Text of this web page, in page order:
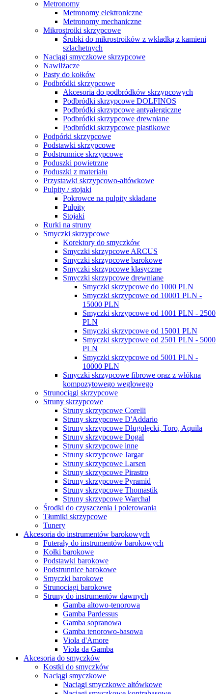
Metronomy
Metronomy elektroniczne
Metronomy mechaniczne
Mikrostroiki skrzypcowe
Śrubki do mikrostroików z wkładką z kamieni
szlachetnych
Naciągi smyczkowe skrzypcowe
Nawilżacze
Pasty do kołków
Podbródki skrzypcowe
Akcesoria do podbródków skrzypcowych
Podbródki skrzypcowe DOLFINOS
Podbródki skrzypcowe antyalergiczne
Podbródki skrzypcowe drewniane
Podbródki skrzypcowe plastikowe
Podpórki skrzypcowe
Podstawki skrzypcowe
Podstrunnice skrzypcowe
Poduszki powietrzne
Poduszki z materiału
Przystawki skrzypcowo-altówkowe
Pulpity / stojaki
Pokrowce na pulpity składane
Pulpity
Stojaki
Rurki na struny
Smyczki skrzypcowe
Korektory do smyczków
Smyczki skrzypcowe ARCUS
Smyczki skrzypcowe barokowe
Smyczki skrzypcowe klasyczne
Smyczki skrzypcowe drewniane
Smyczki skrzypcowe do 1000 PLN
Smyczki skrzypcowe od 10001 PLN -
15000 PLN
Smyczki skrzypcowe od 1001 PLN - 2500
PLN
Smyczki skrzypcowe od 15001 PLN
Smyczki skrzypcowe od 2501 PLN - 5000
PLN
Smyczki skrzypcowe od 5001 PLN -
10000 PLN
Smyczki skrzypcowe fibrowe oraz z włókna
kompozytowego węglowego
Strunociągi skrzypcowe
Struny skrzypcowe
Struny skrzypcowe Corelli
Struny skrzypcowe D'Addario
Struny skrzypcowe Długołęcki, Toro, Aquila
Struny skrzypcowe Dogal
Struny skrzypcowe inne
Struny skrzypcowe Jargar
Struny skrzypcowe Larsen
Struny skrzypcowe Pirastro
Struny skrzypcowe Pyramid
Struny skrzypcowe Thomastik
Struny skrzypcowe Warchal
Środki do czyszczenia i polerowania
Tłumiki skrzypcowe
Tunery
Akcesoria do instrumentów barokowych
Futerały do instrumentów barokowych
Kołki barokowe
Podstawki barokowe
Podstrunnice barokowe
Smyczki barokowe
Strunociągi barokowe
Struny do instrumentów dawnych
Gamba altowo-tenorowa
Gamba Pardessus
Gamba sopranowa
Gamba tenorowo-basowa
Viola d'Amore
Viola da Gamba
Akcesoria do smyczków
Kostki do smyczków
Naciągi smyczkowe
Naciągi smyczkowe altówkowe